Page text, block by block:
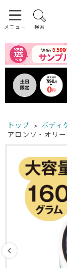
メニュー 検索
トップ ボディ
アロンソ・オリ